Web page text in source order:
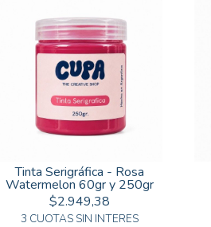
Tinta Serigráfica - Rosa
Watermelon 60gr y 250gr
$2.949,38
3 CUOTAS SIN INTERES